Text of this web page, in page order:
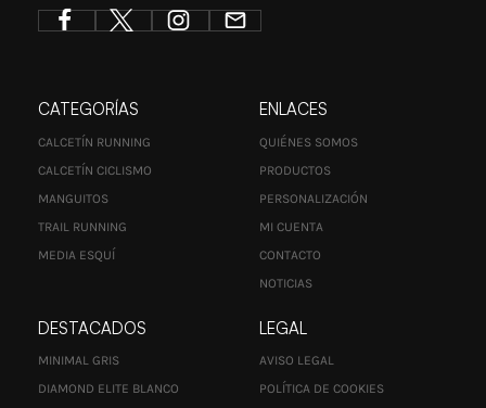
CATEGORÍAS
CALCETÍN RUNNING
CALCETÍN CICLISMO
MANGUITOS
TRAIL RUNNING
MEDIA ESQUÍ
ENLACES
QUIÉNES SOMOS
PRODUCTOS
PERSONALIZACIÓN
MI CUENTA
CONTACTO
NOTICIAS
DESTACADOS
MINIMAL GRIS
DIAMOND ELITE BLANCO
LEGAL
AVISO LEGAL
POLÍTICA DE COOKIES